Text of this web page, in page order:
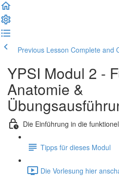
Previous Lesson Complete and
YPSI Modul 2 -
Anatomie &
Die Einführung in die
Tipps für dieses Modul
Die Vorlesung hier